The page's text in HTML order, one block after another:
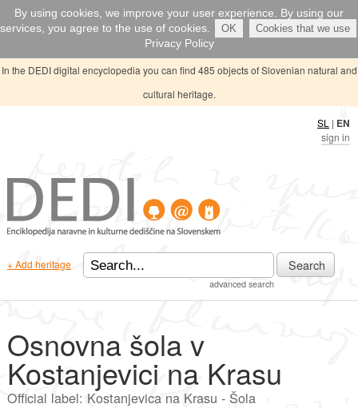
By using cookies, we improve your user experience. By using our
services, you agree to the use of cookies.
OK Cookies that we use
Privacy Policy
In the DEDI digital encyclopedia you can find 485 objects of Slovenian natural and
cultural heritage.
SL | EN
sign in
+ Add heritage
advanced search
Search
Osnovna šola v
Kostanjevici na Krasu
Official label: Kostanjevica na Krasu - Šola